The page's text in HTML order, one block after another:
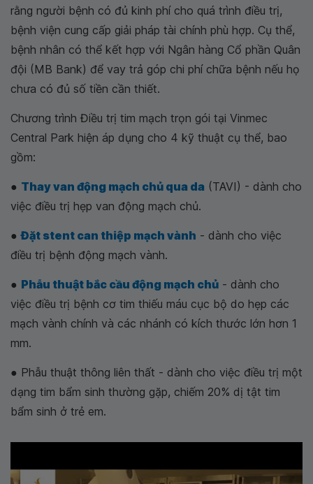
rằng người bệnh có đủ kinh phí cho quá trình điều trị,
bệnh viện cung cấp giải pháp tài chính phù hợp. Cụ thể,
bệnh nhân có thể kết hợp với Ngân hàng Cổ phần Quân
đội (MB Bank) để vay trả góp chi phí chữa bệnh nếu họ
chưa có đủ số tiền cần thiết.
Chương trình Điều trị tim mạch trọn gói tại Vinmec
Central Park hiện áp dụng cho 4 kỹ thuật cụ thể, bao
gồm:
● Thay van động mạch chủ qua da (TAVI) - dành cho
việc điều trị hẹp van động mạch chủ.
●Đặt stent can thiệp mạch vành - dành cho việc
điều trị bệnh động mạch vành.
● Phẫu thuật bắc cầu động mạch chủ - dành cho
việc điều trị bệnh cơ tim thiếu máu cục bộ do hẹp các
mạch vành chính và các nhánh có kích thước lớn hơn 1
mm.
● Phẫu thuật thông liên thất - dành cho việc điều trị một
dạng tim bẩm sinh thường gặp, chiếm 20% dị tật tim
bẩm sinh ở trẻ em.